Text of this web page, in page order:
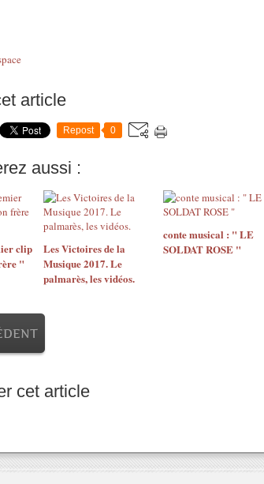
article
Repost 0
aussi :
clip
"
Les Victoires de la
Musique 2017. Le
palmarès, les vidéos.
conte musical : " LE
SOLDAT ROSE "
cet article